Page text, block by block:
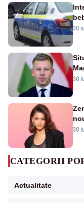
30
30
30
CATEGORII
Actualitate